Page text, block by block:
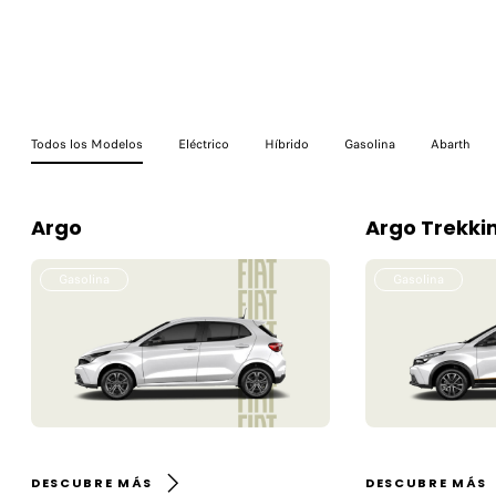
Todos los Modelos Eléctrico Híbrido Gasolina Abarth
Argo
Gasolina
DESCUBRE MÁS
Argo
Gasolina
DESCUBRE MÁS